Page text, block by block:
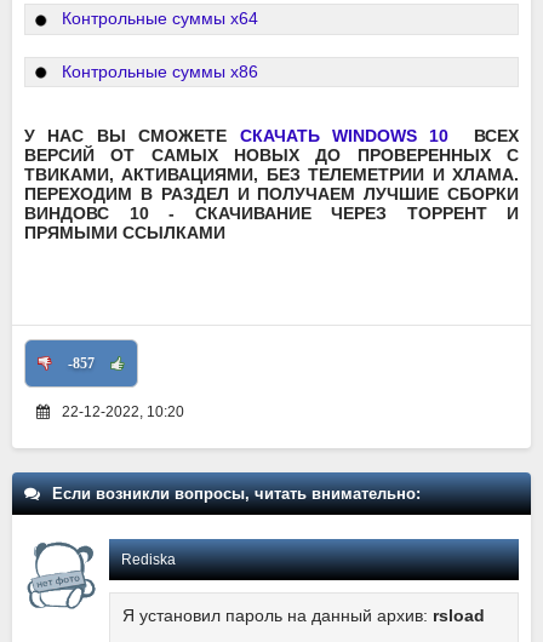
Контрольные суммы x64
Контрольные суммы x86
У НАС ВЫ СМОЖЕТЕ СКАЧАТЬ WINDOWS 10 ВСЕХ
ВЕРСИЙ ОТ САМЫХ НОВЫХ ДО ПРОВЕРЕННЫХ С
ТВИКАМИ, АКТИВАЦИЯМИ, БЕЗ ТЕЛЕМЕТРИИ И ХЛАМА.
ПЕРЕХОДИМ В РАЗДЕЛ И ПОЛУЧАЕМ ЛУЧШИЕ СБОРКИ
ВИНДОВС 10 - СКАЧИВАНИЕ ЧЕРЕЗ ТОРРЕНТ И
ПРЯМЫМИ ССЫЛКАМИ
-857
22-12-2022, 10:20
Если возникли вопросы, читать внимательно:
Rediska
Я установил пароль на данный архив: rsload